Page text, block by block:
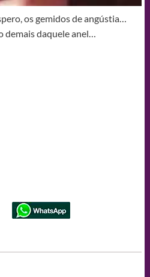
os gemidos de angústia…
demais daquele anel…